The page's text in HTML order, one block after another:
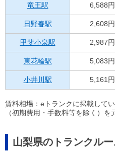
竜王駅 6,588円
日野春駅 2,608円
甲斐小泉駅 2,987円
東花輪駅 5,083円
小井川駅 5,161円
賃料相場：eトランクに掲載して
（初期費用・手数料等を除く）
山梨県のトランクル